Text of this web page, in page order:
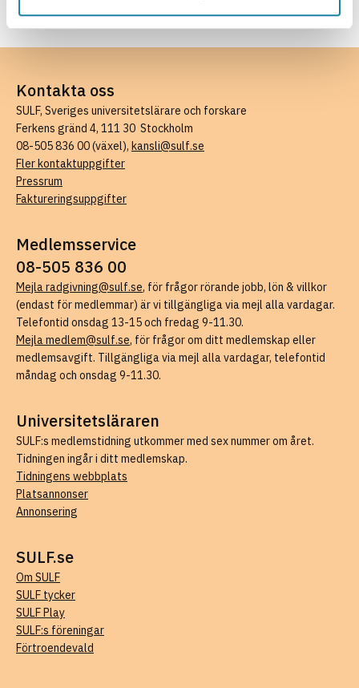
Kontakta oss
SULF, Sveriges universitetslärare och forskare
Ferkens gränd 4, 111 30 Stockholm
08-505 836 00 (växel), kansli@sulf.se
Fler kontaktuppgifter
Pressrum
Faktureringsuppgifter
Medlemsservice
08-505 836 00
Mejla radgivning@sulf.se, för frågor rörande jobb, lön & villkor
(endast för medlemmar) är vi tillgängliga via mejl alla vardagar.
Telefontid onsdag 13-15 och fredag 9-11.30.
Mejla medlem@sulf.se, för frågor om ditt medlemskap eller
medlemsavgift. Tillgängliga via mejl alla vardagar, telefontid
måndag och onsdag 9-11.30.
Universitetsläraren
SULF:s medlemstidning utkommer med sex nummer om året.
Tidningen ingår i ditt medlemskap.
Tidningens webbplats
Platsannonser
Annonsering
SULF.se
Om SULF
SULF tycker
SULF Play
SULF:s föreningar
Förtroendevald